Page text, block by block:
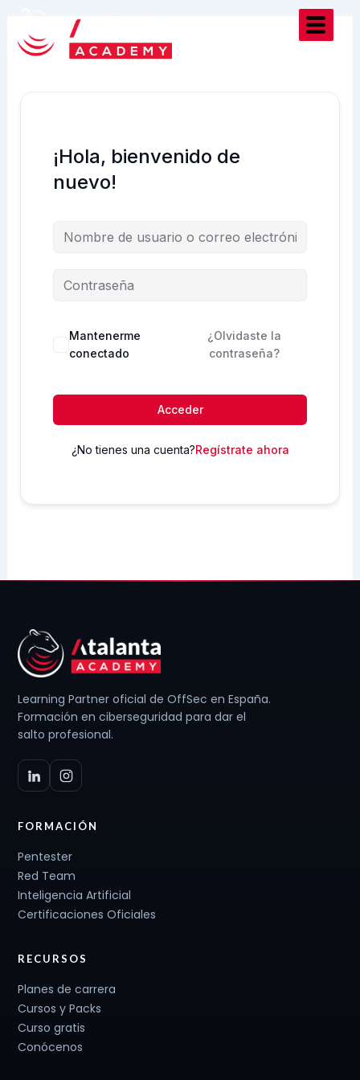
contenido
¡Hola, bienvenido de
nuevo!
Mantenerme
conectado
¿Olvidaste la
contraseña?
Acceder
¿No tienes una cuenta?Regístrate ahora
Learning Partner oficial de OffSec en España.
Formación en ciberseguridad para dar el
salto profesional.
FORMACIÓN
Pentester
Red Team
Inteligencia Artificial
Certificaciones Oficiales
RECURSOS
Planes de carrera
Cursos y Packs
Curso gratis
Conócenos